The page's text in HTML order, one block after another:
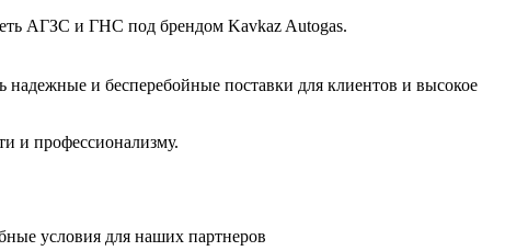
АГЗС и ГНС под брендом Kavkaz Autogas.
и бесперебойные поставки для клиентов и высокое
и профессионализму.
условия для наших партнеров